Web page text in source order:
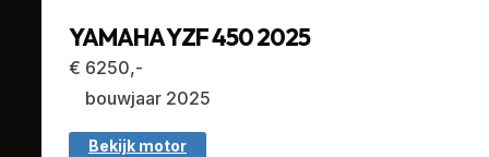
YAMAHA YZF 450 2025
€ 6250,-
bouwjaar 2025
Bekijk motor